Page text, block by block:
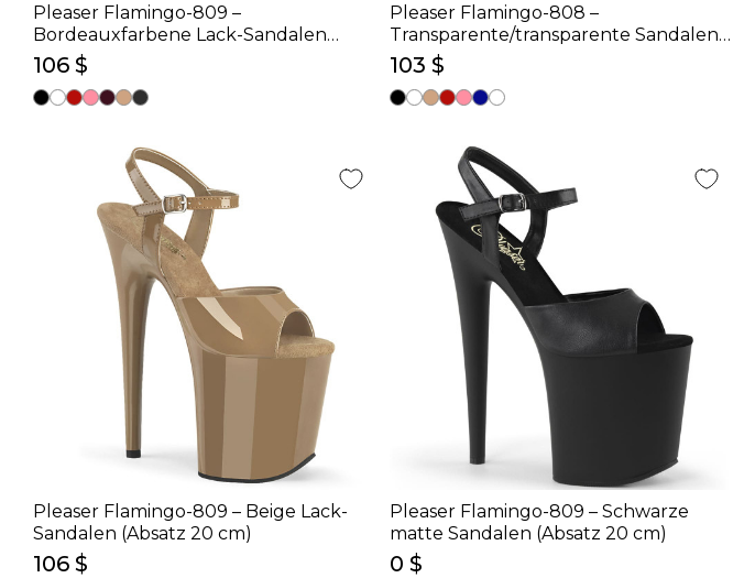
Pleaser Flamingo-809 –
Bordeauxfarbene Lack-Sandalen
(Absatz 20 cm)
106 $
Pleaser Flamingo-808 –
Transparente/transparente Sandalen
(Absatz 20 cm)
103 $
Pleaser Flamingo-809 – Beige Lack-
Sandalen (Absatz 20 cm)
106 $
Pleaser Flamingo-809 – Schwarze
matte Sandalen (Absatz 20 cm)
0 $